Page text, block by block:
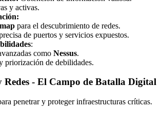
y activas.
para el descubrimiento de redes.
de puertos y servicios expuestos.
:
como Nessus.
priorización de debilidades.
Redes - El Campo de Batalla Digital
penetrar y proteger infraestructuras críticas.